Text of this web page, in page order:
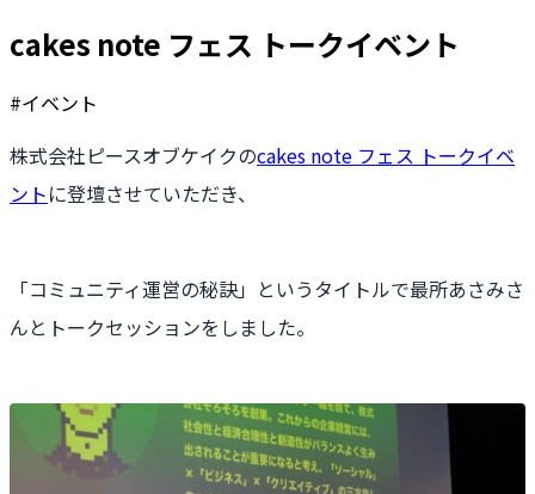
cakes note フェス トークイベント
#イベント
株式会社ピースオブケイクのcakes note フェス トークイベ
ントに登壇させていただき、
「コミュニティ運営の秘訣」というタイトルで最所あさみさ
んとトークセッションをしました。